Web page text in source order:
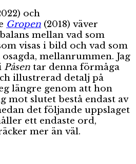
och
Gropen (2018) väver
mellan vad som
visas i bild och vad som
mellanrummen. Jag
Påsen tar denna förmåga
illustrerad detalj på
längre genom att hon
mot slutet bestå endast av
det följande uppslaget
ett endaste ord,
mer än väl.